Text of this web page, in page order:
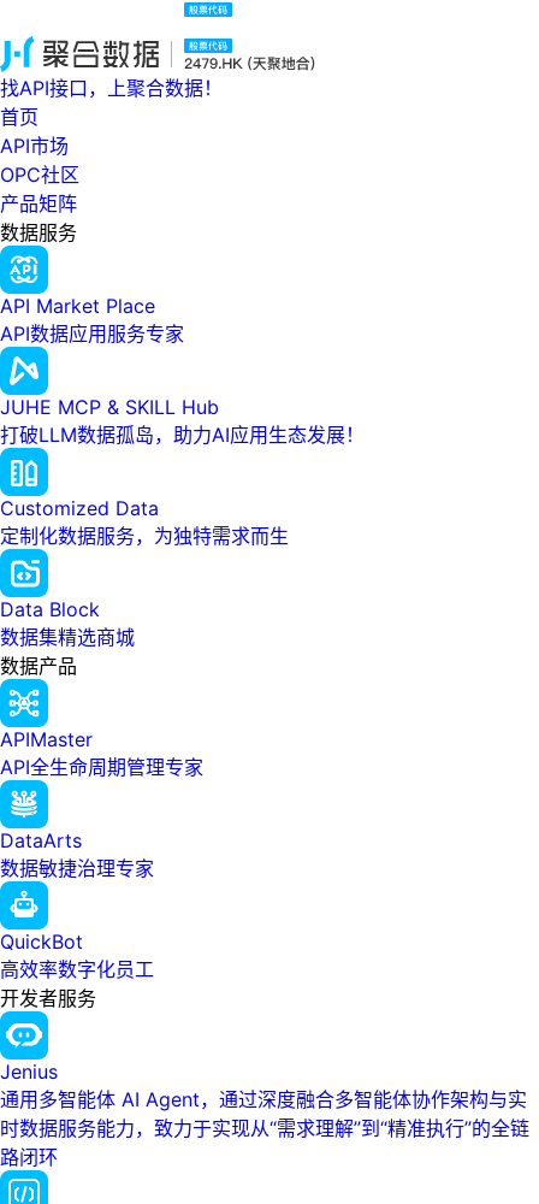
找API接口，上聚合数据！
首页
API市场
OPC社区
产品矩阵
数据服务
API Market Place
API数据应用服务专家
JUHE MCP & SKILL Hub
打破LLM数据孤岛，助力AI应用生态发展！
Customized Data
定制化数据服务，为独特需求而生
Data Block
数据集精选商城
数据产品
APIMaster
API全生命周期管理专家
DataArts
数据敏捷治理专家
QuickBot
高效率数字化员工
开发者服务
Jenius
通用多智能体 AI Agent，通过深度融合多智能体协作架构与实
时数据服务能力，致力于实现从“需求理解”到“精准执行”的全链
路闭环